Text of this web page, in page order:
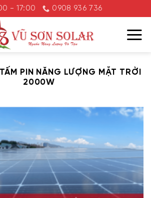
- 17:00 0908 936 736
TẤM PIN NĂNG LƯỢNG MẶT TRỜI
2000W